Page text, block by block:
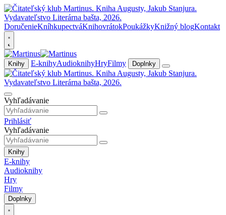
DoručenieKníhkupectváKnihovrátokPoukážkyKnižný blogKontakt
Knihy E-knihyAudioknihyHryFilmy Doplnky
Vyhľadávanie
Prihlásiť
Vyhľadávanie
Knihy
E-knihy
Audioknihy
Hry
Filmy
Doplnky